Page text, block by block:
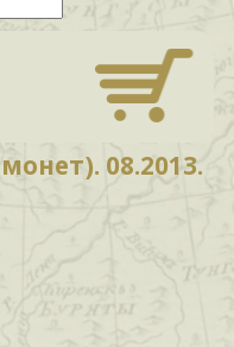
08.2013.